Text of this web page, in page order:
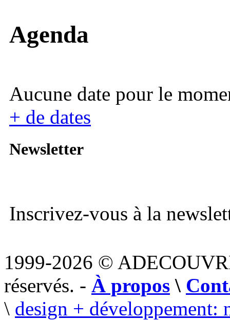
Agenda
Aucune date pour le
+ de dates
Newsletter
Inscrivez-vous à la
1999-2026 ©
réservés. - À propos \
\ design + développement: